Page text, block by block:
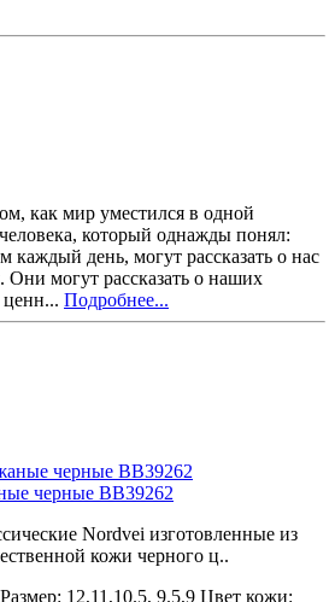
как мир уместился в одной
который однажды понял:
день, могут рассказать о нас
могут рассказать о наших
Подробнее...
черные BB39262
Nordvei изготовленные из
кожи черного ц..
Размер: 12,11,10.5, 9.5,9 Цвет кожи: